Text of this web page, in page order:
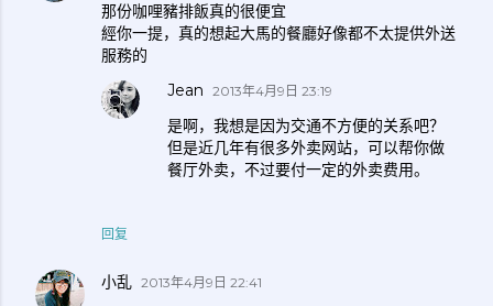
那份咖哩豬排飯真的很便宜
經你一提，真的想起大馬的餐廳好像都不太提供外送
服務的
回复
Jean 2013年4月9日 23:19
是啊，我想是因为交通不方便的关系吧？
但是近几年有很多外卖网站，可以帮你做
餐厅外卖，不过要付一定的外卖费用。
小乱 2013年4月9日 22:41